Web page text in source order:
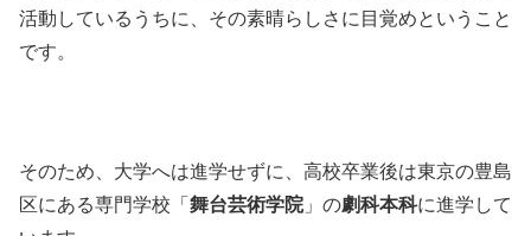
活動しているうちに、その素晴らしさに目覚めということ
です。
そのため、大学へは進学せずに、高校卒業後は東京の豊島
区にある専門学校「舞台芸術学院」の劇科本科に進学して